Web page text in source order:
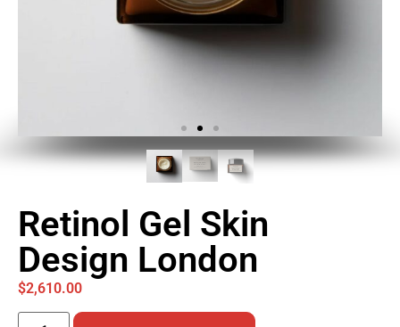
Retinol Gel Skin
Design London
$2,610.00